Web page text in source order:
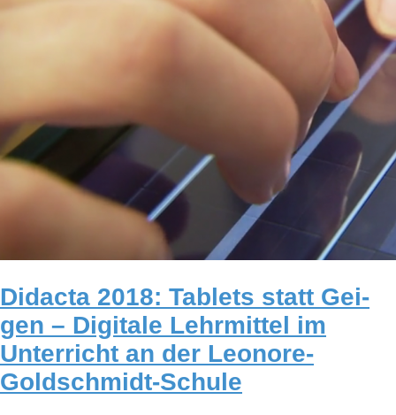
Didacta 2018: Tablets statt Gei­
gen – Digi­tale Lehr­mit­tel im
Unter­richt an der Leonore-
Goldschmidt-Schule